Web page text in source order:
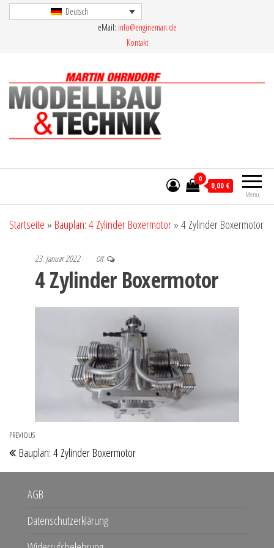
Deutsch
eMail: info@engineman.de
Kontakt
Menu
0
0,00 €
Startseite » Bauplan: 4 Zylinder Boxermotor»4 Zylinder Boxermotor
23. Januar 2022 Off
4 Zylinder Boxermotor
Beitragsnavigation
Previous
Post
PREVIOUS
Bauplan: 4 Zylinder Boxermotor
AGB
Datenschutzerklärung